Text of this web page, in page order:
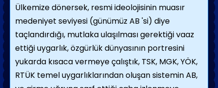
Ülkemize dönersek, resmi ideolojisinin muasır
medeniyet seviyesi (günümüz AB 'si) diye
taçlandırdığı, mutlaka ulaşılması gerektiği vaaz
ettiği uygarlık, özgürlük dünyasının portresini
yukarda kısaca vermeye çalıştık, TSK, MGK, YÖK,
RTÜK temel uygarlıklarından oluşan sistemin AB,